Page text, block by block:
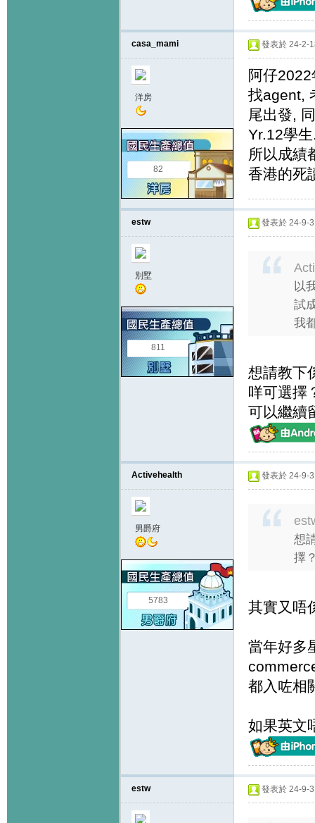
casa_mami
洋房
82
發表於 24-2-
阿仔
找agent,
尾出發,
Yr.12學
所以成績
香港的死
estw
別墅
811
發表於 24-9-
以
試
我
想請教下
咩可選擇
可以繼續
Activehealth
男爵府
5783
發表於 24-9-
想
擇
其實又唔
當年好多
都入咗相
如果英文
estw 發表於 24-9-